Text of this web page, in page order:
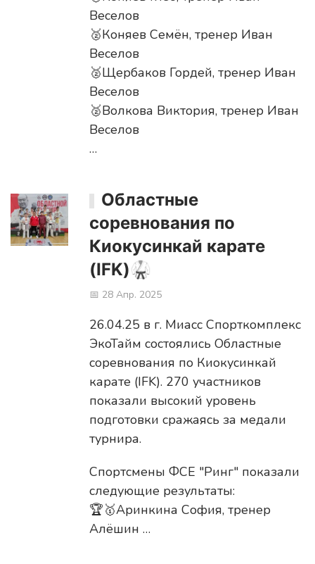
Веселов
🥈Коняев Семён, тренер Иван
Веселов
🥈Щербаков Гордей, тренер Иван
Веселов
🥈Волкова Виктория, тренер Иван
Веселов
…
Областные
соревнования по
Киокусинкай карате
(IFK)🥋
📅 28 Апр. 2025
26.04.25 в г. Миасс Спорткомплекс
ЭкоТайм состоялись Областные
соревнования по Киокусинкай
карате (IFK). 270 участников
показали высокий уровень
подготовки сражаясь за медали
турнира.
Спортсмены ФСЕ "Ринг" показали
следующие результаты:
🏆🥇Аринкина София, тренер
Алёшин …